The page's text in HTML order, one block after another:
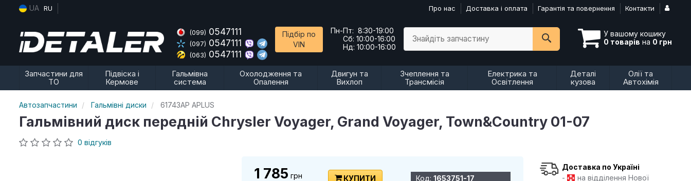
UA RU Про нас Доставка і оплата Гарантія та повернення Контакти
(099) 0547111
(097) 0547111
(063) 0547111
Підбір по
VIN
Пн-Пт: 8:30-19:00
Сб: 10:00-16:00
Нд: 10:00-16:00
У вашому кошику
0 товарів на 0 грн
Знайдіть запчастину
Запчастини для
ТО
Підвіска і
Кермове
Гальмівна
система
Охолодження та
Опалення
Двигун та
Вихлоп
Зчеплення та
Трансмісія
Електрика та
Освітлення
Деталі
кузова
Олії та
Автохімія
Автозапчастини Гальмівні диски 61743AP APLUS
Гальмівний диск передній Chrysler Voyager, Grand Voyager, Town&Country 01-07
0 відгуків
1 785 грн
КУПИТИ Код:1653751-17
Доставка по Україні
-
на відділення Нової